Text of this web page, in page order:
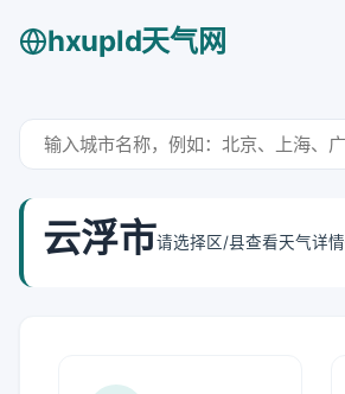
hxupld天气网
云浮市请选择区/县查看天气详情